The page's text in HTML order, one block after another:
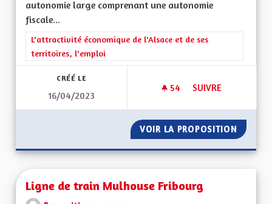
autonomie large comprenant une autonomie
fiscale...
Filtrer les résultats de la catégorie : L'attractivité
L'attractivité économique de l'Alsace et de ses
territoires, l'emploi
CRÉÉ LE
16/04/2023
54 54 ABONNÉS
SUIVRE
VOIR LA PROPOSITION POUR
Ligne de train Mulhouse Fribourg